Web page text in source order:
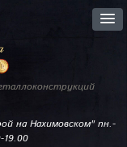
на Нахимовском"пн.-
19.00